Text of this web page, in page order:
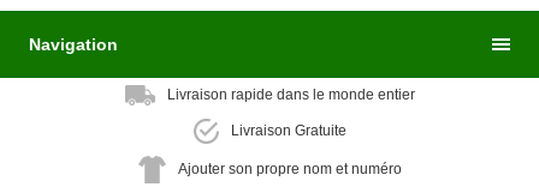
Navigation
Livraison rapide dans le monde entier
Livraison Gratuite
Ajouter son propre nom et numéro